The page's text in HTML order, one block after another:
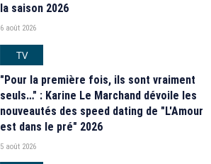
la saison 2026
6 août 2026
TV
"Pour la première fois, ils sont vraiment
seuls…" : Karine Le Marchand dévoile les
nouveautés des speed dating de "L'Amour
est dans le pré" 2026
5 août 2026